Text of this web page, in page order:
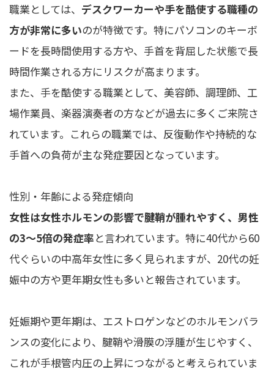
職業としては、 デスクワーカーや手を酷使する職種の
方が非常に多いのが特徴です。特にパソコンのキーボ
ードを長時間使用する方や、手首を背屈した状態で長
時間作業される方にリスクが高まります。
また、手を酷使する職業として、美容師、調理師、工
場作業員、楽器演奏者の方などが過去に多くご来院さ
れています。これらの職業では、反復動作や持続的な
手首への負荷が主な発症要因となっています。
性別・年齢による発症傾向
女性は女性ホルモンの影響で腱鞘が腫れやすく、男性
の3～5倍の発症率と言われています。特に40代から60
代ぐらいの中高年女性に多く見られますが、20代の妊
娠中の方や更年期女性も多いと報告されています。
妊娠期や更年期は、エストロゲンなどのホルモンバラ
ンスの変化により、腱鞘や滑膜の浮腫が生じやすく、
これが手根管内圧の上昇につながると考えられていま